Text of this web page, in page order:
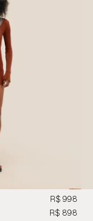
R$ 998
R$ 898